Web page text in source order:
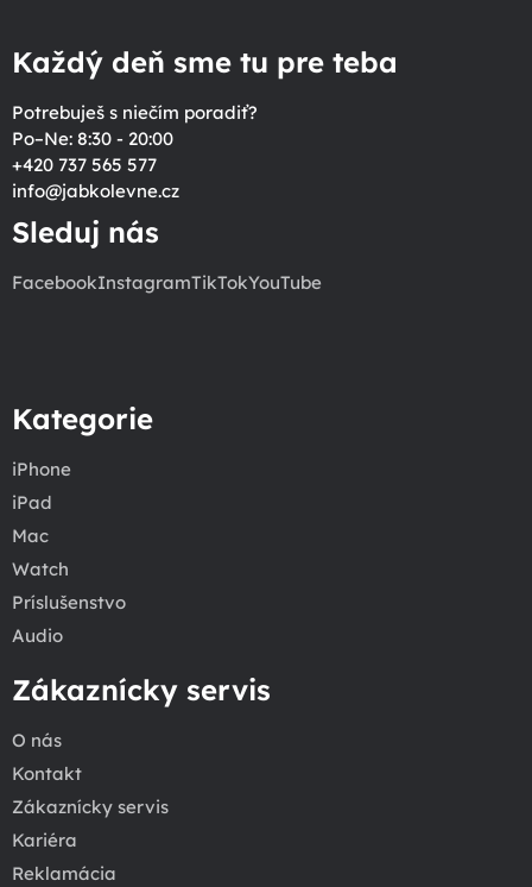
Každý deň sme tu pre teba
Potrebuješ s niečím poradiť?
Po–Ne: 8:30 - 20:00
+420 737 565 577
info@jabkolevne.cz
Sleduj nás
FacebookInstagramTikTokYouTube
Kategorie
iPhone
iPad
Mac
Watch
Príslušenstvo
Audio
Zákaznícky servis
O nás
Kontakt
Zákaznícky servis
Kariéra
Reklamácia